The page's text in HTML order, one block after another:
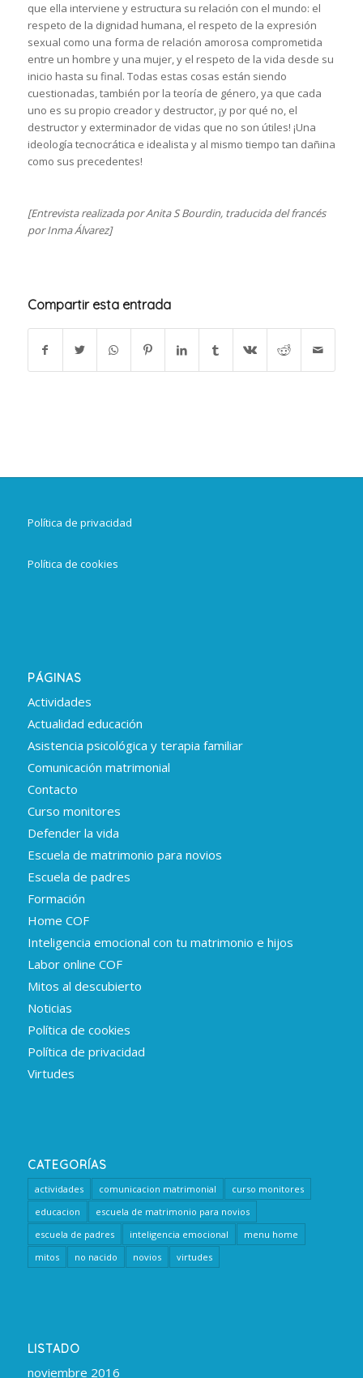
que ella interviene y estructura su relación con el mundo: el
respeto de la dignidad humana, el respeto de la expresión
sexual como una forma de relación amorosa comprometida
entre un hombre y una mujer, y el respeto de la vida desde su
inicio hasta su final. Todas estas cosas están siendo
cuestionadas, también por la teoría de género, ya que cada
uno es su propio creador y destructor, ¡y por qué no, el
destructor y exterminador de vidas que no son útiles! ¡Una
ideología tecnocrática e idealista y al mismo tiempo tan dañina
como sus precedentes!
[Entrevista realizada por Anita S Bourdin, traducida del francés
por Inma Álvarez]
Compartir esta entrada
Política de privacidad
Política de cookies
PÁGINAS
Actividades
Actualidad educación
Asistencia psicológica y terapia familiar
Comunicación matrimonial
Contacto
Curso monitores
Defender la vida
Escuela de matrimonio para novios
Escuela de padres
Formación
Home COF
Inteligencia emocional con tu matrimonio e hijos
Labor online COF
Mitos al descubierto
Noticias
Política de cookies
Política de privacidad
Virtudes
CATEGORÍAS
actividades comunicacion matrimonial
curso monitores
educacion
escuela de matrimonio para novios
escuela de padres
inteligencia emocional
menu home
mitos
no nacido novios virtudes
LISTADO
noviembre 2016